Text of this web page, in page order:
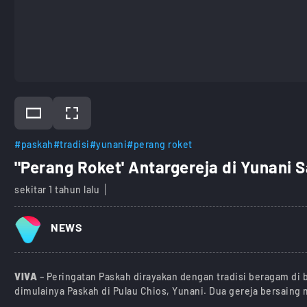
#paskah#tradisi#yunani#perang roket
''Perang Roket' Antargereja di Yunani
sekitar 1 tahun lalu
NEWS
VIVA – Peringatan Paskah dirayakan dengan tradisi beragam
dimulainya Paskah di Pulau Chios, Yunani. Dua gereja